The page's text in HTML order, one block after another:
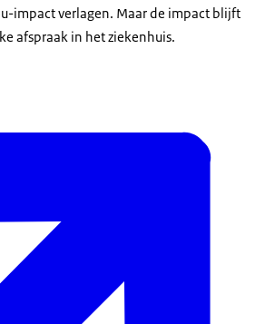
impact verlagen. Maar de impact blijft
afspraak in het ziekenhuis.